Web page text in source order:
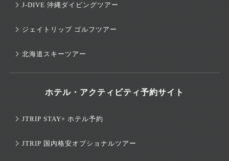
J-DIVE 沖縄ダイビングツアー
ジェイトリップ ゴルフツアー
北海道スキーツアー
ホテル・アクティビティ予約サイト
JTRIP STAY+ ホテル予約
JTRIP 国内格安オプショナルツアー